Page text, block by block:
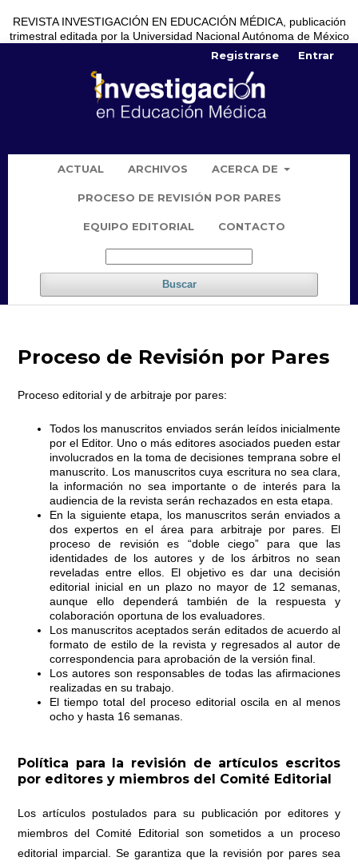
REVISTA INVESTIGACIÓN EN EDUCACIÓN MÉDICA, publicación
trimestral editada por la Universidad Nacional Autónoma de México
ACTUAL ARCHIVOS ACERCA DE
PROCESO DE REVISIÓN POR PARES
EQUIPO EDITORIAL CONTACTO
Buscar
Registrarse Entrar
Proceso de Revisión por Pares
Proceso editorial y de arbitraje por pares:
Todos los manuscritos enviados serán leídos inicialmente
por el Editor. Uno o más editores asociados pueden estar
involucrados en la toma de decisiones temprana sobre el
manuscrito. Los manuscritos cuya escritura no sea clara,
la información no sea importante o de interés para la
audiencia de la revista serán rechazados en esta etapa.
En la siguiente etapa, los manuscritos serán enviados a
dos expertos en el área para arbitraje por pares. El
proceso de revisión es “doble ciego” para que las
identidades de los autores y de los árbitros no sean
reveladas entre ellos. El objetivo es dar una decisión
editorial inicial en un plazo no mayor de 12 semanas,
aunque ello dependerá también de la respuesta y
colaboración oportuna de los evaluadores.
Los manuscritos aceptados serán editados de acuerdo al
formato de estilo de la revista y regresados al autor de
correspondencia para aprobación de la versión final.
Los autores son responsables de todas las afirmaciones
realizadas en su trabajo.
El tiempo total del proceso editorial oscila en al menos
ocho y hasta 16 semanas.
Política para la revisión de artículos escritos
por editores y miembros del Comité Editorial
Los artículos postulados para su publicación por editores y
miembros del Comité Editorial son sometidos a un proceso
editorial imparcial. Se garantiza que la revisión por pares sea